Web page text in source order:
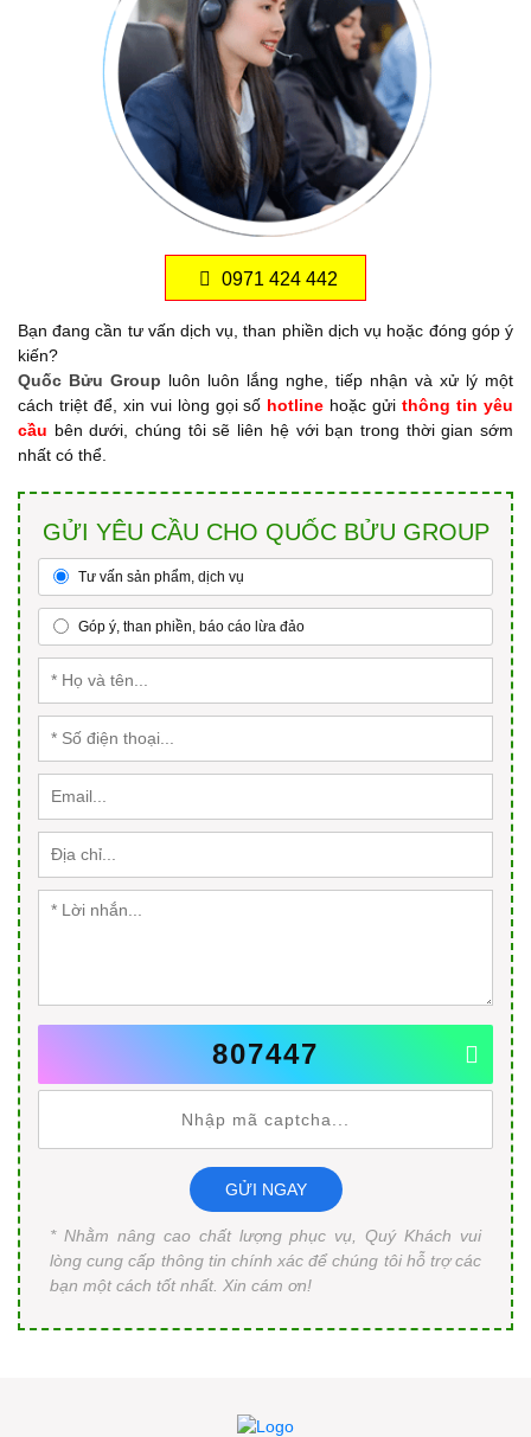
0971 424 442
Bạn đang cần tư vấn dịch vụ, than phiền dịch vụ hoặc đóng góp ý
kiến?
Quốc Bửu Group luôn luôn lắng nghe, tiếp nhận và xử lý một
cách triệt để, xin vui lòng gọi số hotline hoặc gửithông tin yêu
cầu bên dưới, chúng tôi sẽ liên hệ với bạn trong thời gian sớm
nhất có thể.
GỬI YÊU CẦU CHO QUỐC BỬU GROUP
Tư vấn sản phẩm, dịch vụ
Góp ý, than phiền, báo cáo lừa đảo
807447
GỬI NGAY
* Nhằm nâng cao chất lượng phục vụ, Quý Khách vui
lòng cung cấp thông tin chính xác để chúng tôi hỗ trợ các
bạn một cách tốt nhất. Xin cám ơn!